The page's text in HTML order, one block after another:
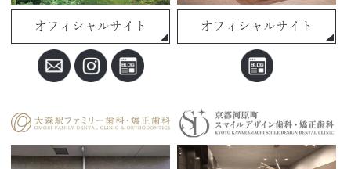
オフィシャルサイト オフィシャルサイト